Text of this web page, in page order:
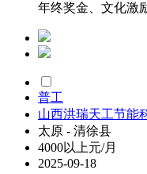
年终奖金、文化激
普工
山西洪瑞天工节能
太原 - 清徐县
4000以上元/月
2025-09-18